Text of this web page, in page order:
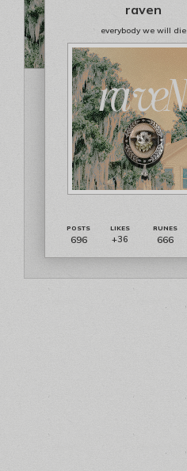
raven
everybody we will die
696 +36 666